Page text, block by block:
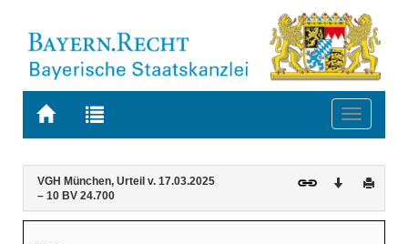
Zur
BAYERN.RECHT
Zur
letzten
Suche
Toggle
Navigation
Inhalt
VGH München, Urteil v. 17.03.2025
– 10 BV 24.700
Download